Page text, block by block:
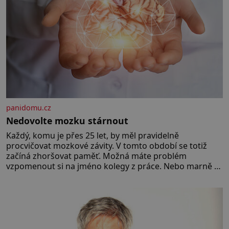
panidomu.cz
Nedovolte mozku stárnout
Každý, komu je přes 25 let, by měl pravidelně
procvičovat mozkové závity. V tomto období se totiž
začíná zhoršovat paměť. Možná máte problém
vzpomenout si na jméno kolegy z práce. Nebo marně v
rozhodla stávkovat. Cvičte